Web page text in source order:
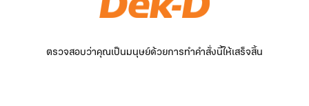
ตรวจสอบว่าคุณเป็นมนุษย์ด้วยการทำคำสั่งนี้ให้เสร็จสิ้น